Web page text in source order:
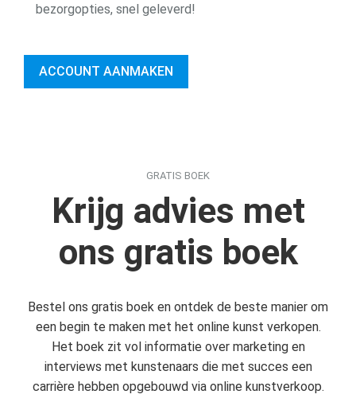
bezorgopties, snel geleverd!
ACCOUNT AANMAKEN
GRATIS BOEK
Krijg advies met
ons gratis boek
Bestel ons gratis boek en ontdek de beste manier om
een begin te maken met het online kunst verkopen.
Het boek zit vol informatie over marketing en
interviews met kunstenaars die met succes een
carrière hebben opgebouwd via online kunstverkoop.